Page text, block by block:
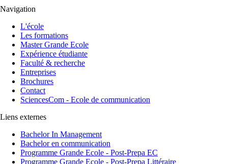
Navigation
L'école
Les formations
Master Grande Ecole
Expérience étudiante
Faculté & recherche
Entreprises
Brochures
Contact
SciencesCom - Ecole de communication
Liens externes
Bachelor In Management
Bachelor en communication
Programme Grande Ecole - Post-Prepa EC
Programme Grande Ecole - Post-Prepa Littéraire